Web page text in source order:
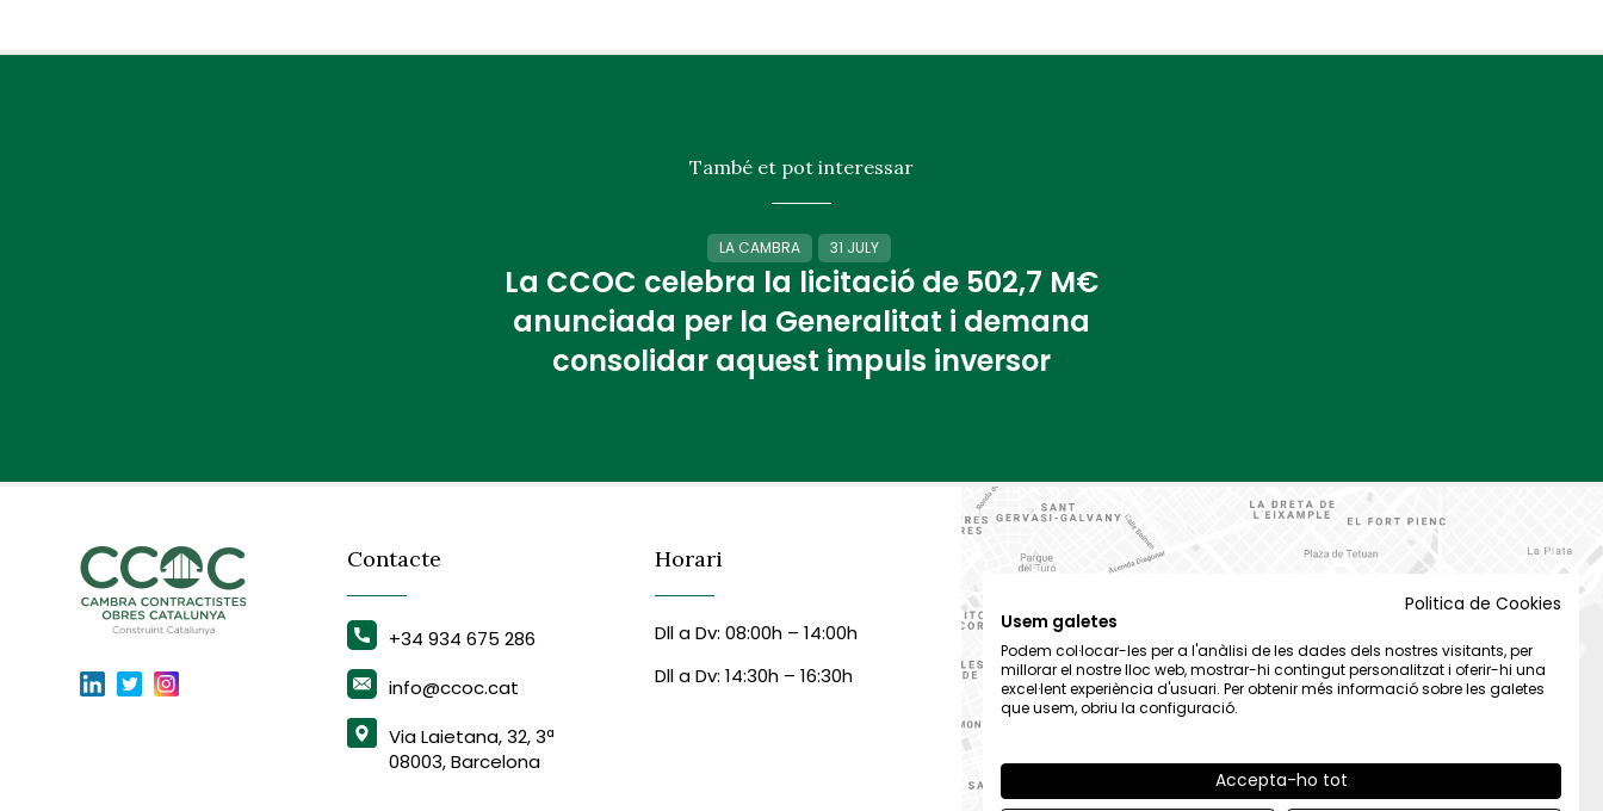
També et pot interessar
LA CAMBRA 31 JULY
La CCOC celebra la licitació de 502,7 M€
anunciada per la Generalitat i demana
consolidar aquest impuls inversor
Contacte
+34 934 675 286
info@ccoc.cat
Via Laietana, 32, 3ª
08003, Barcelona
Horari
Dll a Dv: 08:00h – 14:00h
Dll a Dv: 14:30h – 16:30h
Politica de Cookies
Usem galetes
Podem col·locar-les per a l'anàlisi de les dades dels nostres visitants, per
millorar el nostre lloc web, mostrar-hi contingut personalitzat i oferir-hi una
excel·lent experiència d'usuari. Per obtenir més informació sobre les galetes
que usem, obriu la configuració.
Accepta-ho tot